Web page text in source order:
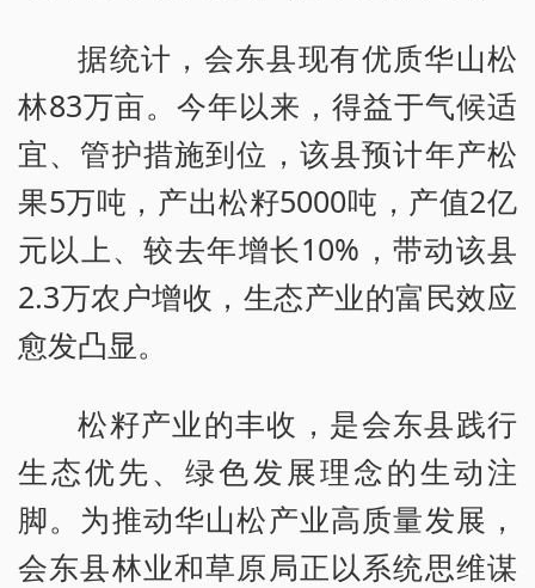
据统计，会东县现有优质华山松
林83万亩。今年以来，得益于气候适
宜、管护措施到位，该县预计年产松
果5万吨，产出松籽5000吨，产值2亿
元以上、较去年增长10%，带动该县
2.3万农户增收，生态产业的富民效应
愈发凸显。
松籽产业的丰收，是会东县践行
生态优先、绿色发展理念的生动注
脚。为推动华山松产业高质量发展，
会东县林业和草原局正以系统思维谋